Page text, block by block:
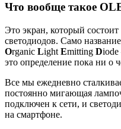
Что вообще такое
Это экран, который
светодиодов. Само
Organic Light Emitting D
это определение пока ни о
Все мы ежедневно
постоянно мигающая
подключен к сети, и
на смартфоне.